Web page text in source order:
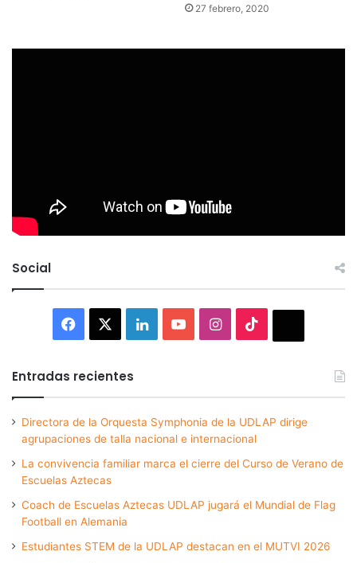
27 febrero, 2020
Social
Facebook LinkedInYouTubeInstagram
Entradas recientes
Directora de la Orquesta Symphonia de la UDLAP dirige
agrupaciones de talla nacional e internacional
La convivencia familiar marca el cierre del Curso de Verano de
Escuelas Aztecas
Coach de Escuelas Aztecas UDLAP jugará el Mundial de Flag
Football en Alemania
Estudiantes STEM de la UDLAP destacan en el MUTVI 2026